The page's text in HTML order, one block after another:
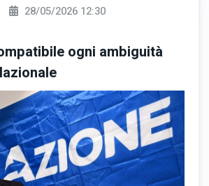
28/05/2026 12:30
ogni ambiguità